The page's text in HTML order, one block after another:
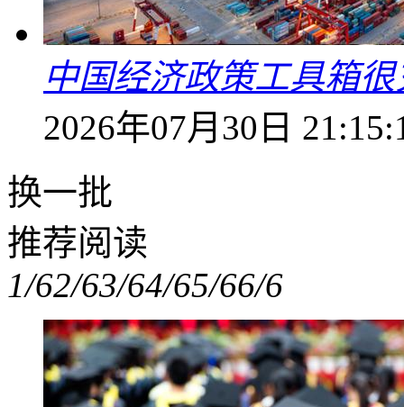
中国经济政策工具箱
2026年07月30日
换一批
推荐阅读
1/62/63/64/65/66/6